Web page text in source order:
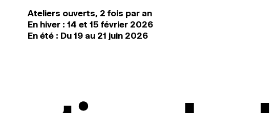
Ateliers ouverts, 2 fois par an
En hiver : 14 et 15 février 2026
En été : Du 19 au 21 juin 2026